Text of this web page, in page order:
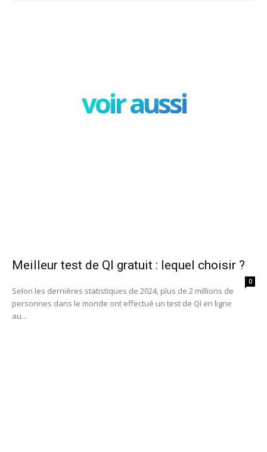
voir aussi
Meilleur test de QI gratuit : lequel choisir ?
0
Selon les dernières statistiques de 2024, plus de 2 millions de
personnes dans le monde ont effectué un test de QI en ligne
au...